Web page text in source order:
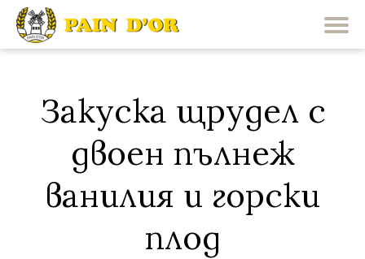
Закуска щрудел с
двоен пълнеж
ванилия и горски
плод